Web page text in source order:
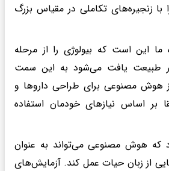
با زنجیره‌های تکاملی در مقیاس بزرگ
ما این است که بیولوژی را از مرحله
طبیعت یافت می‌شود به این سمت
هوش مصنوعی برای طراحی داروها و
بر اساس نیازهای خودمان استفاده
که هوش مصنوعی می‌تواند به عنوان
از زبان حیات عمل کند. آزمایش‌های